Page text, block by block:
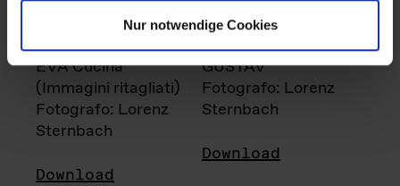
Nur notwendige Cookies
EVA Cucina
(Immagini ritagliati)
Fotografo: Lorenz
Sternbach
Download
GUSTAV
Fotografo: Lorenz
Sternbach
Download